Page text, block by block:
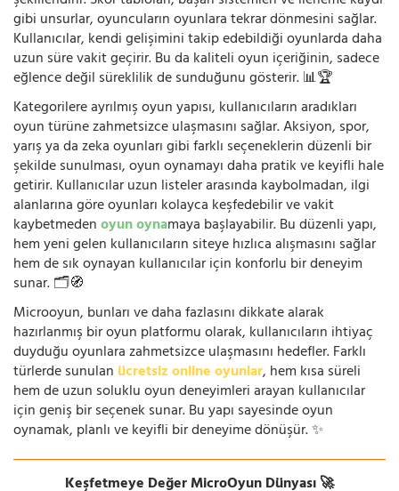
gibi unsurlar, oyuncuların oyunlara tekrar dönmesini sağlar.
Kullanıcılar, kendi gelişimini takip edebildiği oyunlarda daha
uzun süre vakit geçirir. Bu da kaliteli oyun içeriğinin, sadece
eğlence değil süreklilik de sunduğunu gösterir. 📊🏆
Kategorilere ayrılmış oyun yapısı, kullanıcıların aradıkları
oyun türüne zahmetsizce ulaşmasını sağlar. Aksiyon, spor,
yarış ya da zeka oyunları gibi farklı seçeneklerin düzenli bir
şekilde sunulması, oyun oynamayı daha pratik ve keyifli hale
getirir. Kullanıcılar uzun listeler arasında kaybolmadan, ilgi
alanlarına göre oyunları kolayca keşfedebilir ve vakit
kaybetmedenoyun oynamaya başlayabilir. Bu düzenli yapı,
hem yeni gelen kullanıcıların siteye hızlıca alışmasını sağlar
hem de sık oynayan kullanıcılar için konforlu bir deneyim
sunar. 🗂️🧭
Microoyun, bunları ve daha fazlasını dikkate alarak
hazırlanmış bir oyun platformu olarak, kullanıcıların ihtiyaç
duyduğu oyunlara zahmetsizce ulaşmasını hedefler. Farklı
türlerde sunulan ücretsiz online oyunlar, hem kısa süreli
hem de uzun soluklu oyun deneyimleri arayan kullanıcılar
için geniş bir seçenek sunar. Bu yapı sayesinde oyun
oynamak, planlı ve keyifli bir deneyime dönüşür. ✨
Keşfetmeye Değer MicroOyun Dünyası 🚀